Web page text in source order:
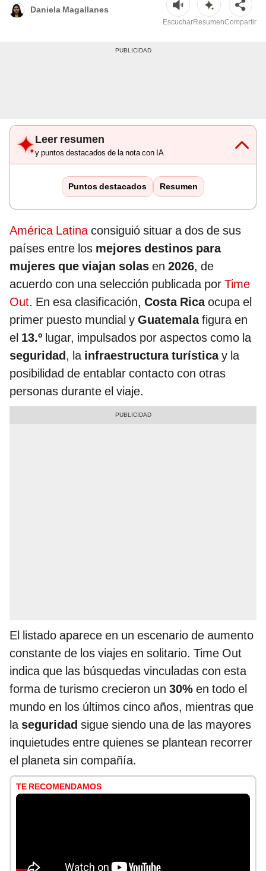
Daniela Magallanes
EscucharResumenCompartir
Leer resumen
y puntos destacados de la nota con IA
Puntos destacados Resumen
América Latinaconsiguió situar a dos de sus
países entre los mejores destinos para
mujeres que viajan solas en 2026, de
acuerdo con una selección publicada por Time
Out. En esa clasificación, Costa Ricaocupa el
primer puesto mundial y Guatemalafigura en
el 13.º lugar, impulsados por aspectos como la
seguridad, la infraestructura turísticay la
posibilidad de entablar contacto con otras
personas durante el viaje.
El listado aparece en un escenario de aumento
constante de los viajes en solitario. Time Out
indica que las búsquedas vinculadas con esta
forma de turismo crecieron un 30% en todo el
mundo en los últimos cinco años, mientras que
la seguridad sigue siendo una de las mayores
inquietudes entre quienes se plantean recorrer
el planeta sin compañía.
TE RECOMENDAMOS